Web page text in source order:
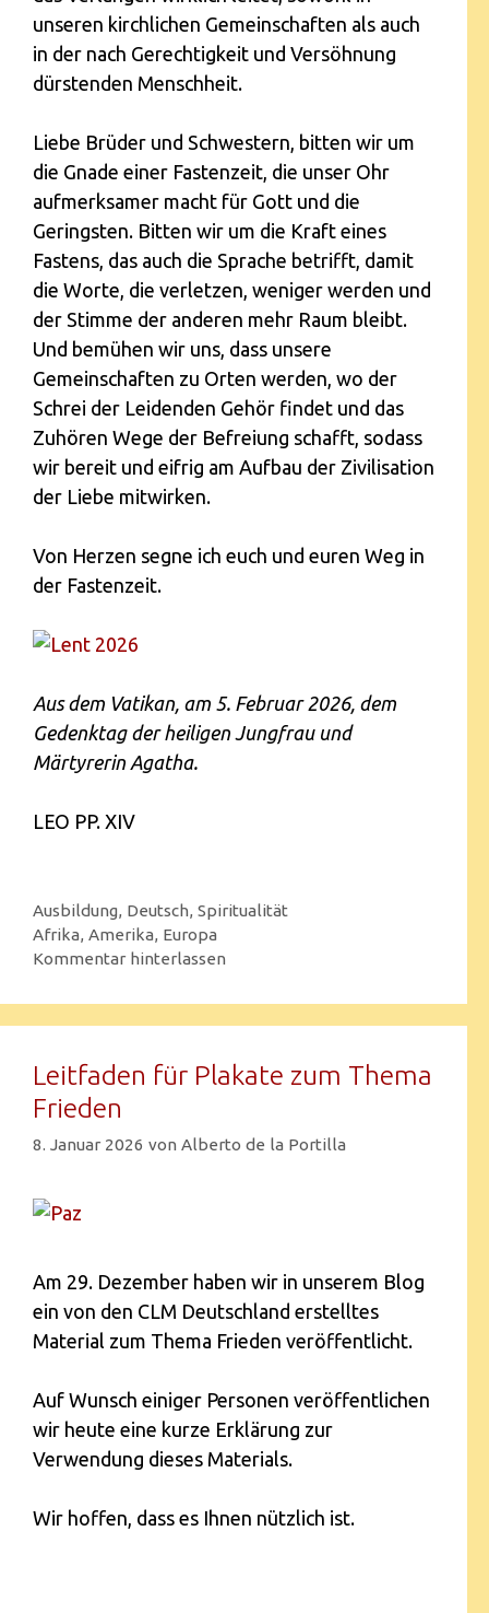
unseren kirchlichen Gemeinschaften als auch
in der nach Gerechtigkeit und Versöhnung
dürstenden Menschheit.
Liebe Brüder und Schwestern, bitten wir um
die Gnade einer Fastenzeit, die unser Ohr
aufmerksamer macht für Gott und die
Geringsten. Bitten wir um die Kraft eines
Fastens, das auch die Sprache betrifft, damit
die Worte, die verletzen, weniger werden und
der Stimme der anderen mehr Raum bleibt.
Und bemühen wir uns, dass unsere
Gemeinschaften zu Orten werden, wo der
Schrei der Leidenden Gehör findet und das
Zuhören Wege der Befreiung schafft, sodass
wir bereit und eifrig am Aufbau der Zivilisation
der Liebe mitwirken.
Von Herzen segne ich euch und euren Weg in
der Fastenzeit.
Aus dem Vatikan, am 5. Februar 2026, dem
Gedenktag der heiligen Jungfrau und
Märtyrerin Agatha.
LEO PP. XIV
Ausbildung, Deutsch, Spiritualität
Afrika, Amerika, Europa
Kommentar hinterlassen
Leitfaden für Plakate zum Thema
Frieden
8. Januar 2026 von Alberto de la Portilla
Am 29. Dezember haben wir in unserem Blog
ein von den CLM Deutschland erstelltes
Material zum Thema Frieden veröffentlicht.
Auf Wunsch einiger Personen veröffentlichen
wir heute eine kurze Erklärung zur
Verwendung dieses Materials.
Wir hoffen, dass es Ihnen nützlich ist.